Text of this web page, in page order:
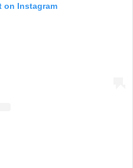
on Instagram